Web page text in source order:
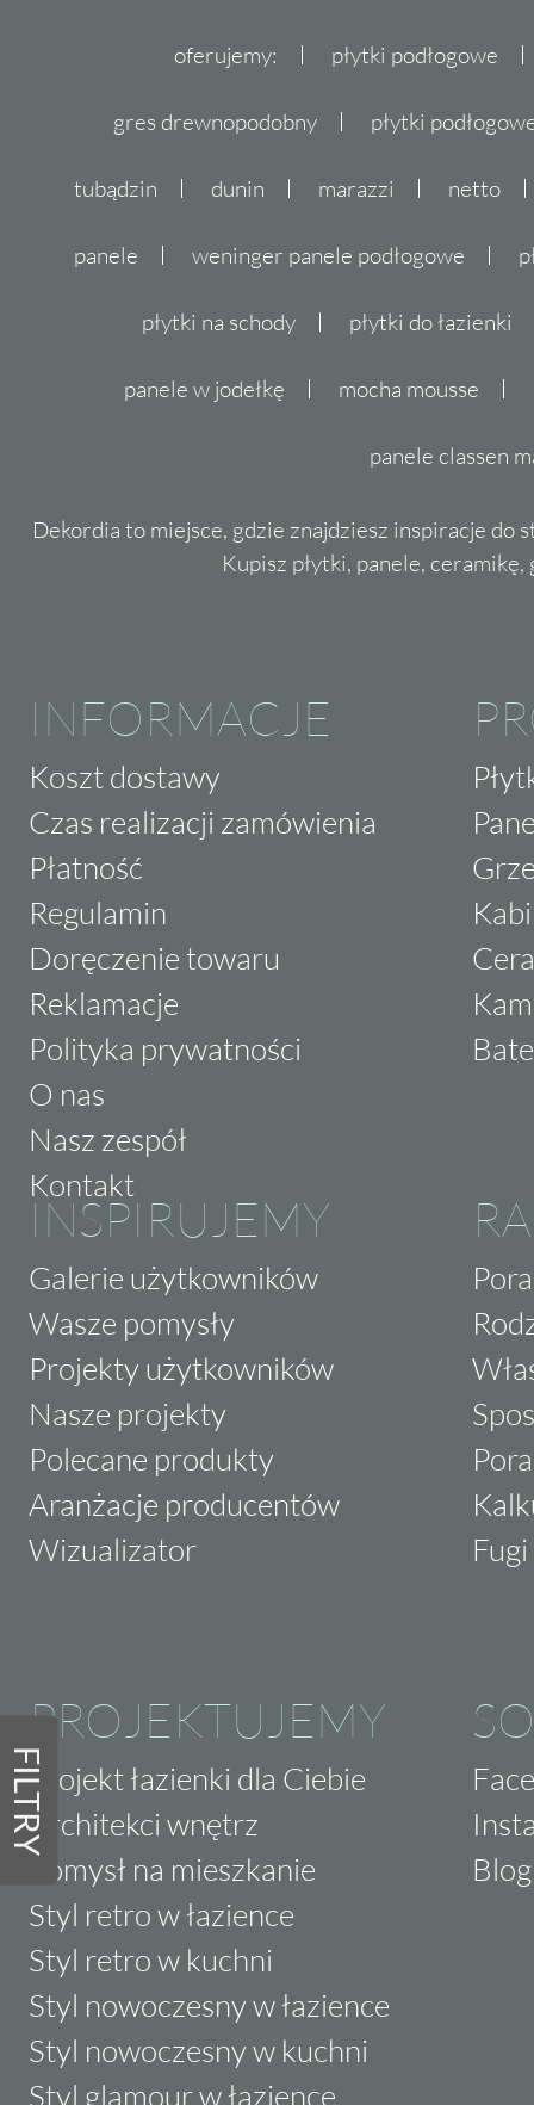
FILTRY
Natura w Twoim domu
Domino płytki Salia to kolekcja
daje Ci Domino Salia i poczuj, jak Twoje
Salia już dziś!
oferujemy: płytki podłogowe
gres drewnopodobny płytki
tubądzin dunin marazzi netto
panele weninger panele podłogowe
płytki na schody płytki do łazienki
panele w jodełkę mocha mousse
panele classen
Dekordia to miejsce, gdzie znajdziesz inspiracje do
Kupisz płytki, panele,
INFORMACJE
Koszt dostawy
Czas realizacji zamówienia
Płatność
Regulamin
Doręczenie towaru
Reklamacje
Polityka prywatności
O nas
Nasz zespół
Kontakt
INSPIRUJEMY
Galerie użytkowników
Wasze pomysły
Projekty użytkowników
Nasze projekty
Polecane produkty
Aranżacje producentów
Wizualizator
PROJEKTUJEMY
Projekt łazienki dla Ciebie
Architekci wnętrz
Pomysł na mieszkanie
Styl retro w łazience
Styl retro w kuchni
Styl nowoczesny w łazience
Styl nowoczesny w kuchni
Styl glamour w łazience
Blog